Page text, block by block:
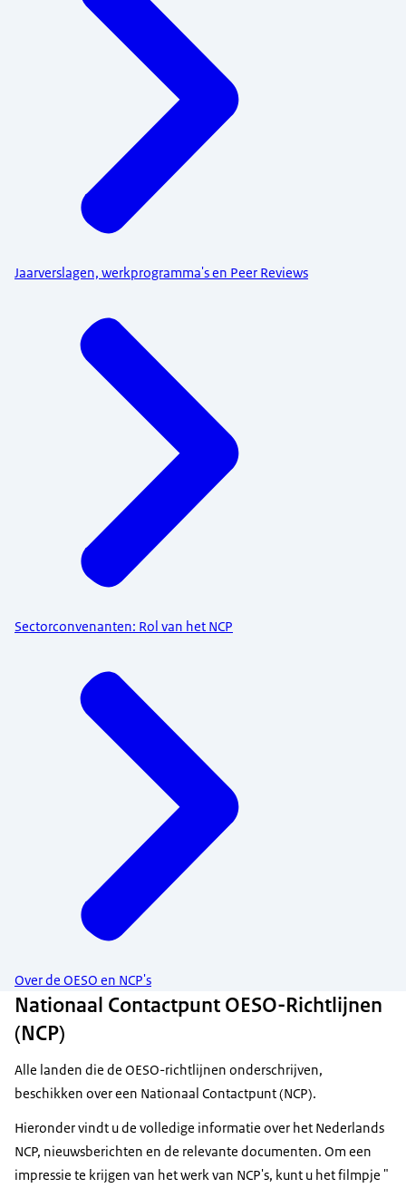
Jaarverslagen, werkprogramma's en Peer Reviews
Sectorconvenanten: Rol van het NCP
Over de OESO en NCP's
Nationaal Contactpunt OESO-Richtlijnen
(NCP)
Alle landen die de OESO-richtlijnen onderschrijven,
beschikken over een Nationaal Contactpunt (NCP).
Hieronder vindt u de volledige informatie over het Nederlands
NCP, nieuwsberichten en de relevante documenten. Om een
impressie te krijgen van het werk van NCP's, kunt u het filmpje "